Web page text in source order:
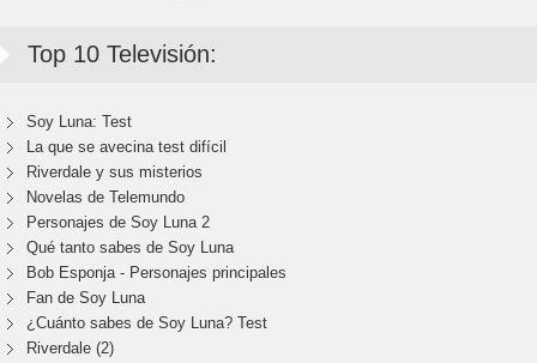
Top 10 Televisión:
Soy Luna: Test
La que se avecina test difícil
Riverdale y sus misterios
Novelas de Telemundo
Personajes de Soy Luna 2
Qué tanto sabes de Soy Luna
Bob Esponja - Personajes principales
Fan de Soy Luna
¿Cuánto sabes de Soy Luna? Test
Riverdale (2)